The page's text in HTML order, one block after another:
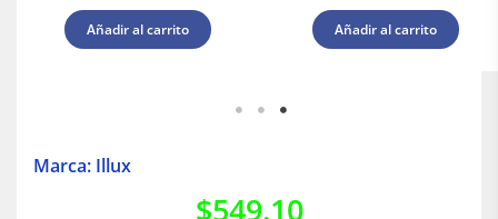
Añadir al carrito Añadir al carrito
Marca: Illux
$549.10